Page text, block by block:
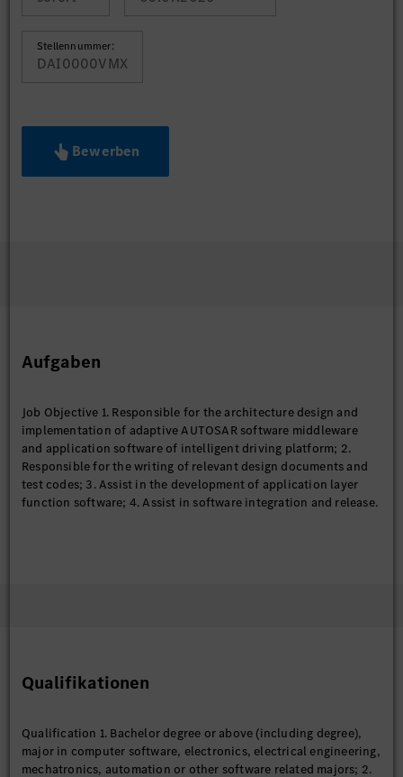
Stellennummer:
DAI0000VMX
Bewerben
Aufgaben
Job Objective 1. Responsible for the architecture design and
implementation of adaptive AUTOSAR software middleware
and application software of intelligent driving platform; 2.
Responsible for the writing of relevant design documents and
test codes; 3. Assist in the development of application layer
function software; 4. Assist in software integration and release.
Qualifikationen
Qualification 1. Bachelor degree or above (including degree),
major in computer software, electronics, electrical engineering,
mechatronics, automation or other software related majors; 2.